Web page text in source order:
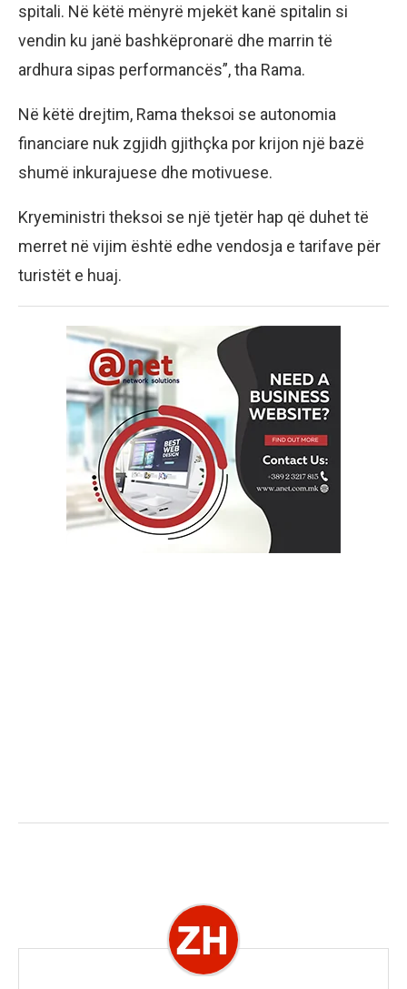
spitali. Në këtë mënyrë mjekët kanë spitalin si
vendin ku janë bashkëpronarë dhe marrin të
ardhura sipas performancës”, tha Rama.
Në këtë drejtim, Rama theksoi se autonomia
financiare nuk zgjidh gjithçka por krijon një bazë
shumë inkurajuese dhe motivuese.
Kryeministri theksoi se një tjetër hap që duhet të
merret në vijim është edhe vendosja e tarifave për
turistët e huaj.